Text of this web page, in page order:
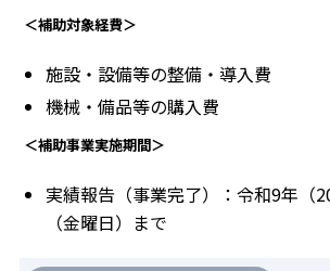
＜補助対象経費＞
施設・設備等の整備・導入費
機械・備品等の購入費
＜補助事業実施期間＞
実績報告（事業完了）：令和9年（
（金曜日）まで